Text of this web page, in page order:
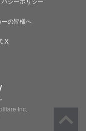
バシーポリシー
ーの皆様へ
X
Inc.